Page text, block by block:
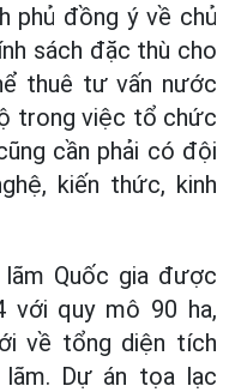
phủ đồng ý về chủ
sách đặc thù cho
thuê tư vấn nước
trong việc tổ chức
cần phải có đội
kiến thức, kinh
Quốc gia được
với quy mô 90 ha,
về tổng diện tích
Dự án tọa lạc